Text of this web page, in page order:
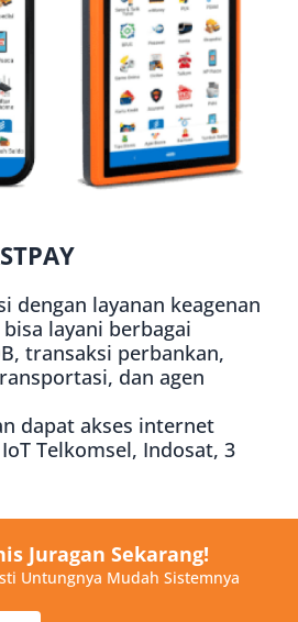
dengan layanan keagenan
layani berbagai
transaksi perbankan,
dan agen
dapat akses internet
Telkomsel, Indosat, 3
Juragan Sekarang!
Untungnya Mudah Sistemnya